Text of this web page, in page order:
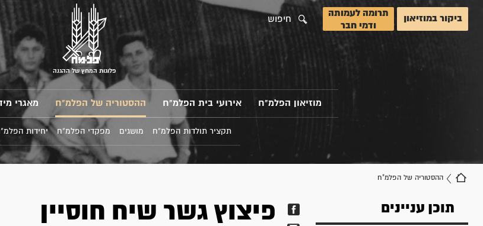
ביקור במוזיאון
תרומה לעמותה
ודמי חבר
חיפוש
פלוגות המחץ של ההגנה
מוזיאון הפלמ"ח אירועי בית הפלמ"ח ההסטוריה של הפלמ"ח מאגרי
תקציר תולדות הפלמ"ח מושגים מפקדי הפלמ"ח יחידות
ההסטוריה של הפלמ"ח
תוכן עניינים פיצוץ גשר שיח חוסיין